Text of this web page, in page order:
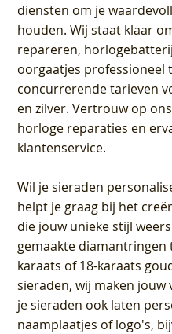
diensten om je
houden. Wij staat klaar
repareren,
oorgaatjes professioneel
concurrerende tarieven
en zilver. Vertrouw op
horloge reparaties en
klantenservice.
Wil je sieraden
helpt je graag bij het
die jouw unieke stijl
gemaakte
karaats of 18-karaats
sieraden, wij maken jouw
je sieraden ook laten
naamplaatjes of logo's,